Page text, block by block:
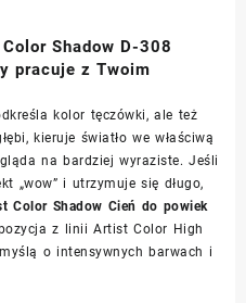
Shadow D-308
pracuje z Twoim
kolor tęczówki, ale też
kieruje światło we właściwą
na bardziej wyraziste. Jeśli
„wow” i utrzymuje się długo,
Color Shadow Cień do powiek
z linii Artist Color High
o intensywnych barwach i